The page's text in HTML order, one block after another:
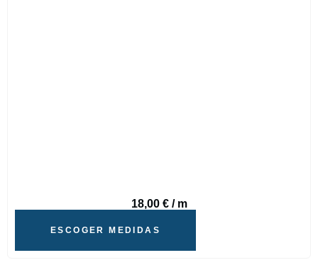
18,00 €/ m
ESCOGER MEDIDAS